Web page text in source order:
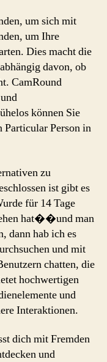
um sich mit
um Ihre
Dies macht die
davon, ob
CamRound
können Sie
Particular Person in
zu
ist gibt es
für 14 Tage
hat��und man
dann hab ich es
und mit
chatten, die
hochwertigen
und
Interaktionen.
dich mit Fremden
und